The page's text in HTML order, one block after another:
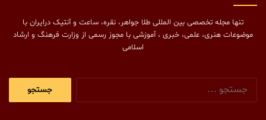
تنها مجله تخصصی بین المللی طلا جواهر، نقره، ساعت و آنتیک درایران با
موضوعات هنری، علمی، خبری ، آموزشی با مجوز رسمی از وزارت فرهنگ و ارشاد
اسلامی